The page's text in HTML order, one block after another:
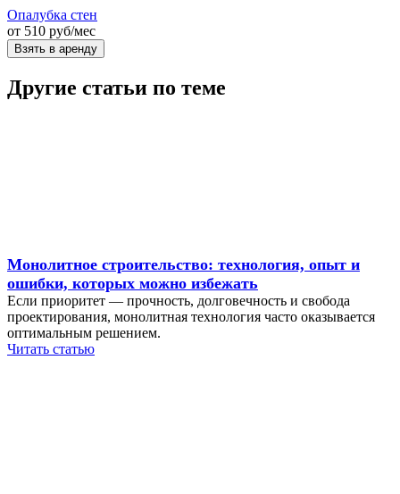
Опалубка стен
от 510 руб/мес
Взять в аренду
Другие статьи по теме
Монолитное строительство: технология, опыт и
ошибки, которых можно избежать
Если приоритет — прочность, долговечность и свобода
проектирования, монолитная технология часто оказывается
оптимальным решением.
Читать статью